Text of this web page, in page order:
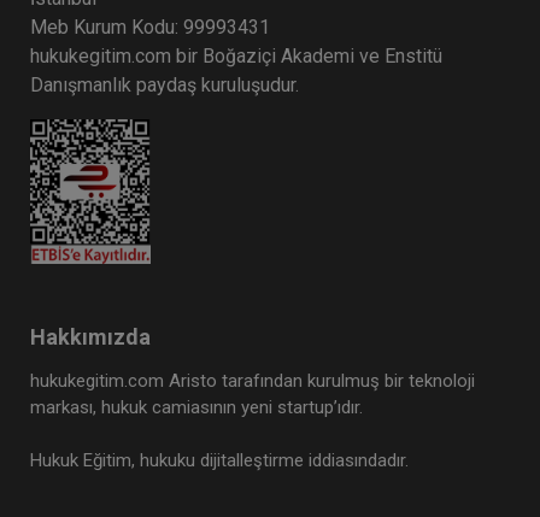
Meb Kurum Kodu: 99993431
hukukegitim.com bir Boğaziçi Akademi ve Enstitü
Danışmanlık paydaş kuruluşudur.
Hakkımızda
hukukegitim.com Aristo tarafından kurulmuş bir teknoloji
markası, hukuk camiasının yeni startup’ıdır.
Hukuk Eğitim, hukuku dijitalleştirme iddiasındadır.